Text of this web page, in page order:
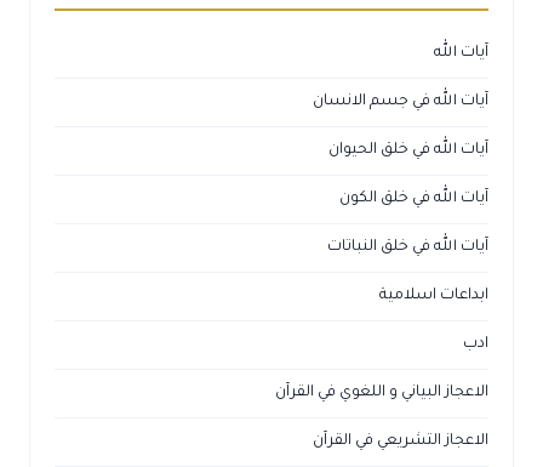
آيات الله
آيات الله في جسم الانسان
آيات الله في خلق الحيوان
آيات الله في خلق الكون
آيات الله في خلق النباتات
ابداعات اسلامية
ادب
الاعجاز البياني و اللغوي في القرآن
الاعجاز التشريعي في القرآن